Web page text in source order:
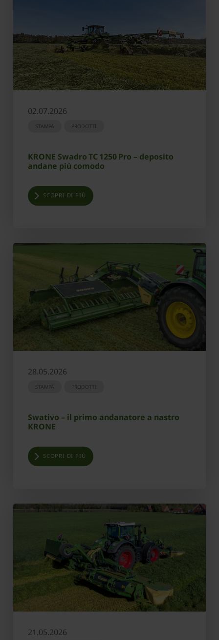
02.07.2026
STAMPA PRODOTTI
KRONE Swadro TC 1250 Pro – deposito
andane più comodo
SCOPRI DI PIÙ
28.05.2026
STAMPA PRODOTTI
Swativo – il primo andanatore a nastro
KRONE
SCOPRI DI PIÙ
21.05.2026